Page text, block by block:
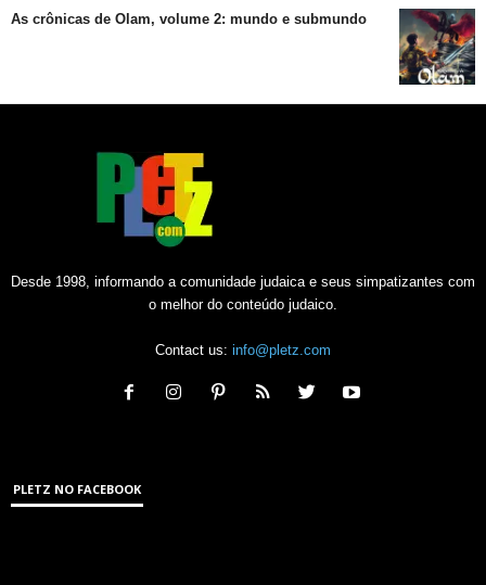
As crônicas de Olam, volume 2: mundo e submundo
Desde 1998, informando a comunidade judaica e seus simpatizantes com
o melhor do conteúdo judaico.
Contact us: info@pletz.com
PLETZ NO FACEBOOK